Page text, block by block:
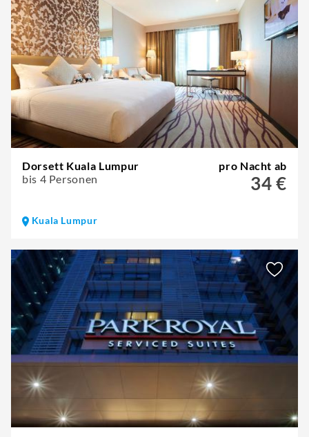
Dorsett Kuala Lumpur
bis 4 Personen
pro Nacht ab
34 €
Kuala Lumpur